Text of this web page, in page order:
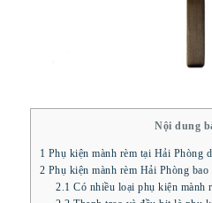
Nội dung
1 Phụ kiện mành rèm tại Hải Phòng
2 Phụ kiện mành rèm Hải Phòng bao
2.1 Có nhiều loại phụ kiện mành